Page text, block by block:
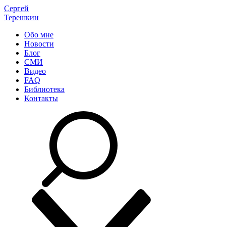
Сергей
Терешкин
Обо мне
Новости
Блог
СМИ
Видео
FAQ
Библиотека
Контакты